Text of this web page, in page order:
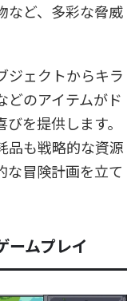
など、多彩な脅威
ジェクトからキラ
どのアイテムがド
を提供します。
品も戦略的な資源
な冒険計画を立て
ームプレイ